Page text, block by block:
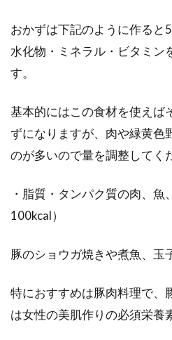
おかずは下記のように作ると
水化物・ミネラル・ビタミン
す。
基本的にはこの食材を使えば
ずになりますが、肉や緑黄色
のが多いので量を調整してく
・脂質・タンパク質の肉、魚
100kcal）
豚のショウガ焼きや煮魚、玉
特におすすめは豚肉料理で、
は女性の美肌作りの必須栄養